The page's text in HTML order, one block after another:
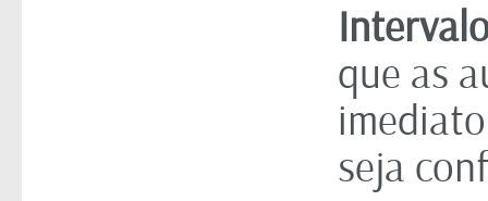
que as
seja